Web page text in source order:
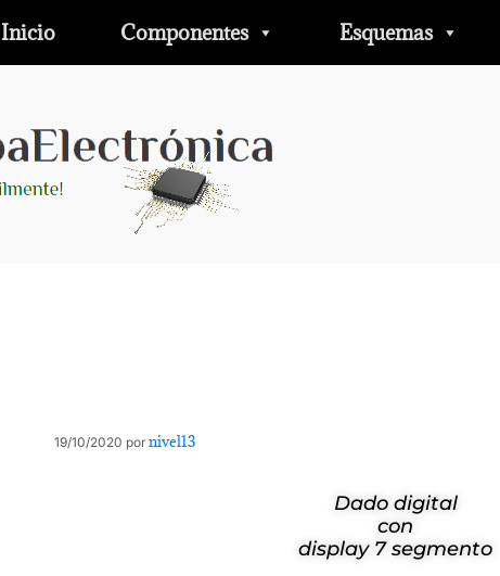
Inicio Componentes Esquemas
19/10/2020 por nivel13
Dado digital
con
display 7 segmento